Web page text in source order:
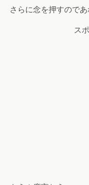
さらに念を押すので
ス